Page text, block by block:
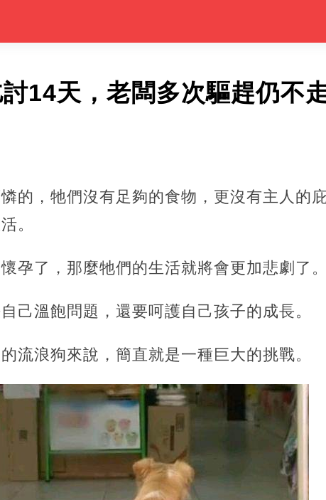
14天，老闆多次驅趕仍不
的，牠們沒有足夠的食物，更沒有主人的
。
孕了，那麼牠們的生活就將會更加悲劇了。
己溫飽問題，還要呵護自己孩子的成長。
流浪狗來說，簡直就是一種巨大的挑戰。